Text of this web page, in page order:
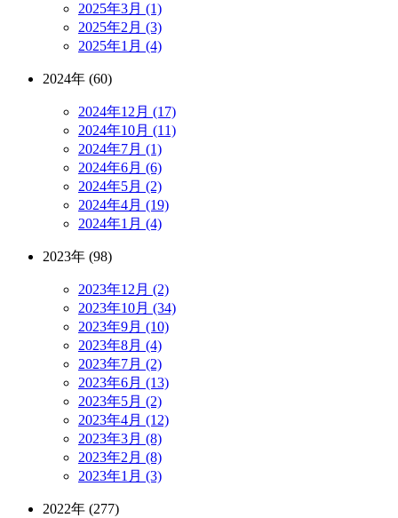
2025年3月 (1)
2025年2月 (3)
2025年1月 (4)
2024年 (60)
2024年12月 (17)
2024年10月 (11)
2024年7月 (1)
2024年6月 (6)
2024年5月 (2)
2024年4月 (19)
2024年1月 (4)
2023年 (98)
2023年12月 (2)
2023年10月 (34)
2023年9月 (10)
2023年8月 (4)
2023年7月 (2)
2023年6月 (13)
2023年5月 (2)
2023年4月 (12)
2023年3月 (8)
2023年2月 (8)
2023年1月 (3)
2022年 (277)